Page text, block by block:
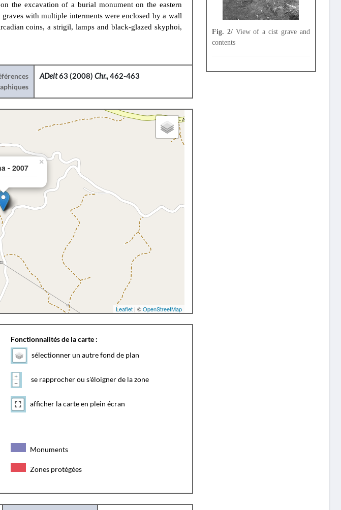
the excavation of a burial monument on the eastern
with multiple interments were enclosed by a wall
coins, a strigil, lamps and black-glazed skyphoi,
ADelt63 (2008)Chr.,462-463
- 2007
×
Leaflet| ©OpenStreetMap
Fonctionnalités de la carte :
sélectionner un autre fond de plan
se rapprocher ou s'éloigner de la zone
afficher la carte en plein écran
Monuments
Zones protégées
Fig. 2/View of a cist grave and
contents